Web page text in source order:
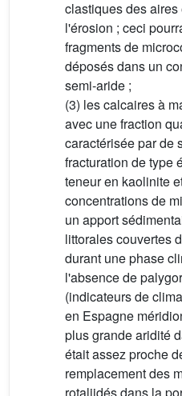
clastiques des
l'érosion ; ceci
fragments de
déposés dans un
semi-aride ;
(3) les calcaires à
avec une fraction
caractérisée par de
fracturation de type
teneur en kaolinite
concentrations de
un apport
littorales couvertes
durant une phase
l'absence de
(indicateurs de
en Espagne
plus grande aridité
était assez proche
remplacement des